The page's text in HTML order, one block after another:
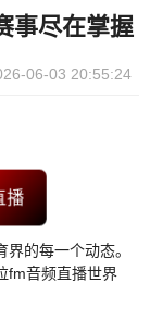
事尽在掌握
06-03 20:55:24
播
的每一个动态。
fm音频直播世界